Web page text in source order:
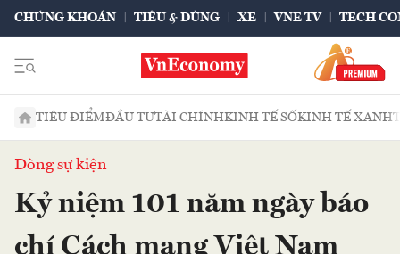
CHỨNG KHOÁN TIÊU & DÙNG XE VNE TV TECH
TIÊU ĐIỂMĐẦU TƯTÀI CHÍNHKINH TẾ SỐKINH TẾ XANH
Dòng sự kiện
Kỷ niệm 101 năm ngày báo
chí Cách mạng Việt Nam